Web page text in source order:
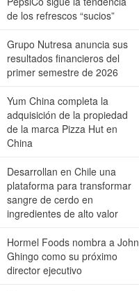
de los refrescos “sucios”
Grupo Nutresa anuncia sus
resultados financieros del
primer semestre de 2026
Yum China completa la
adquisición de la propiedad
de la marca Pizza Hut en
China
Desarrollan en Chile una
plataforma para transformar
sangre de cerdo en
ingredientes de alto valor
Hormel Foods nombra a John
Ghingo como su próximo
director ejecutivo